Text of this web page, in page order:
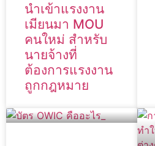
นำเข้าแรงงาน
เมียนมา MOU
คนใหม่ สำหรับ
นายจ้างที่
ต้องการแรงงาน
ถูกกฎหมาย